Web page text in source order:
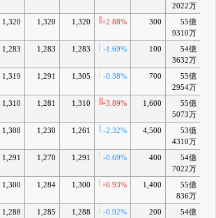
2022万
1,320 1,320 1,320 +2.88% 300
55億
9310万
1,283 1,283 1,283 -1.69% 100
54億
3632万
1,319 1,291 1,305 -0.38% 700
55億
2954万
1,310 1,281 1,310 +3.89% 1,600
55億
5073万
1,308 1,230 1,261 -2.32% 4,500
53億
4310万
1,291 1,270 1,291 -0.69% 400
54億
7022万
1,300 1,284 1,300 +0.93% 1,400
55億
836万
1,288 1,285 1,288 -0.92% 200
54億